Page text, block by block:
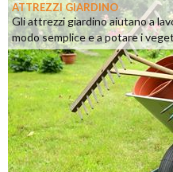
ATTREZZI GIARDINO
Gli attrezzi giardino aiutano a
modo semplice e a potare i